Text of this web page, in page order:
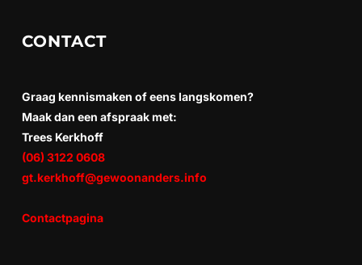
CONTACT
Graag kennismaken of eens langskomen?
Maak dan een afspraak met:
Trees Kerkhoff
(06) 3122 0608
gt.kerkhoff@gewoonanders.info
Contactpagina